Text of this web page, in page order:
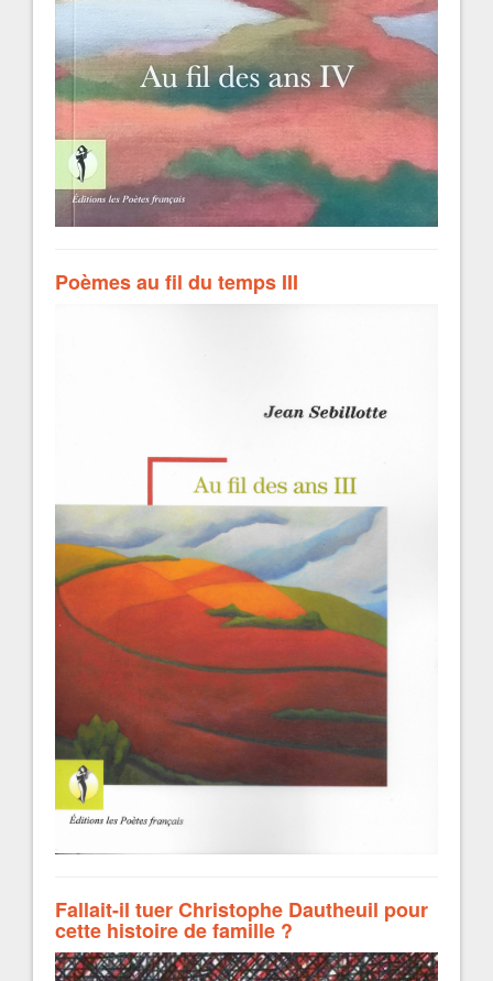
Poèmes au fil du temps III
Fallait-il tuer Christophe Dautheuil pour
cette histoire de famille ?